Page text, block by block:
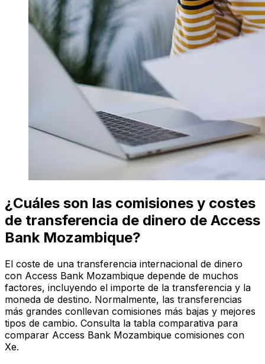
¿Cuáles son las comisiones y costes
de transferencia de dinero de Access
Bank Mozambique?
El coste de una transferencia internacional de dinero
con Access Bank Mozambique depende de muchos
factores, incluyendo el importe de la transferencia y la
moneda de destino. Normalmente, las transferencias
más grandes conllevan comisiones más bajas y mejores
tipos de cambio. Consulta la tabla comparativa para
comparar Access Bank Mozambique comisiones con
Xe.